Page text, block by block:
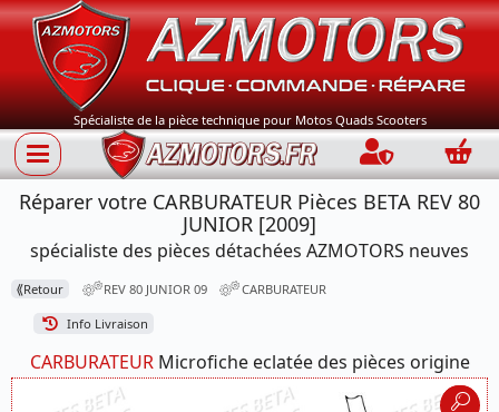
Spécialiste de la pièce technique pour Motos Quads Scooters
Connection
Réparer votre CARBURATEUR Pièces BETA REV 80
JUNIOR [2009]
spécialiste des pièces détachées AZMOTORS neuves
⟪Retour REV 80 JUNIOR 09 CARBURATEUR
Info Livraison
CARBURATEURMicrofiche eclatée des pièces origine